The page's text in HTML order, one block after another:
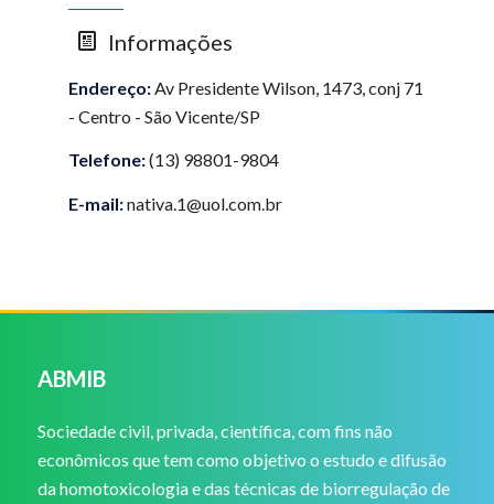
Informações
Endereço: Av Presidente Wilson, 1473, conj 71
- Centro - São Vicente/SP
Telefone:(13) 98801-9804
E-mail:nativa.1@uol.com.br
ABMIB
Sociedade civil, privada, científica, com fins não
econômicos que tem como objetivo o estudo e difusão
da homotoxicologia e das técnicas de biorregulação de